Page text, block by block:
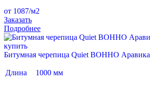
от 1087/м2
Заказать
Подробнее
Битумная черепица Quiet BOHHO Аравика
Длина 1000 мм